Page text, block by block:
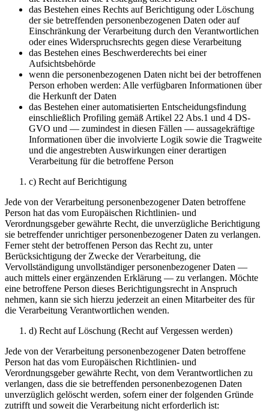
das Bestehen eines Rechts auf Berichtigung oder Löschung
der sie betreffenden personenbezogenen Daten oder auf
Einschränkung der Verarbeitung durch den Verantwortlichen
oder eines Widerspruchsrechts gegen diese Verarbeitung
das Bestehen eines Beschwerderechts bei einer
Aufsichtsbehörde
wenn die personenbezogenen Daten nicht bei der betroffenen
Person erhoben werden: Alle verfügbaren Informationen über
die Herkunft der Daten
das Bestehen einer automatisierten Entscheidungsfindung
einschließlich Profiling gemäß Artikel 22 Abs.1 und 4 DS-
GVO und — zumindest in diesen Fällen — aussagekräftige
Informationen über die involvierte Logik sowie die Tragweite
und die angestrebten Auswirkungen einer derartigen
Verarbeitung für die betroffene Person
c) Recht auf Berichtigung
Jede von der Verarbeitung personenbezogener Daten betroffene
Person hat das vom Europäischen Richtlinien- und
Verordnungsgeber gewährte Recht, die unverzügliche Berichtigung
sie betreffender unrichtiger personenbezogener Daten zu verlangen.
Ferner steht der betroffenen Person das Recht zu, unter
Berücksichtigung der Zwecke der Verarbeitung, die
Vervollständigung unvollständiger personenbezogener Daten —
auch mittels einer ergänzenden Erklärung — zu verlangen. Möchte
eine betroffene Person dieses Berichtigungsrecht in Anspruch
nehmen, kann sie sich hierzu jederzeit an einen Mitarbeiter des für
die Verarbeitung Verantwortlichen wenden.
d) Recht auf Löschung (Recht auf Vergessen werden)
Jede von der Verarbeitung personenbezogener Daten betroffene
Person hat das vom Europäischen Richtlinien- und
Verordnungsgeber gewährte Recht, von dem Verantwortlichen zu
verlangen, dass die sie betreffenden personenbezogenen Daten
unverzüglich gelöscht werden, sofern einer der folgenden Gründe
zutrifft und soweit die Verarbeitung nicht erforderlich ist: